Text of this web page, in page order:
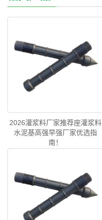
2026灌浆料厂家推荐座灌浆料
水泥基高强早强厂家优选指
南！